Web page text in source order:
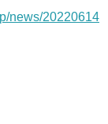
news/20220614